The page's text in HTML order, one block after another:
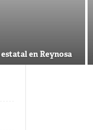
en Reynosa